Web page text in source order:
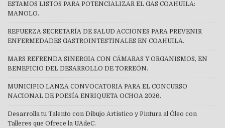
ESTAMOS LISTOS PARA POTENCIALIZAR EL GAS COAHUILA:
MANOLO.
REFUERZA SECRETARÍA DE SALUD ACCIONES PARA PREVENIR
ENFERMEDADES GASTROINTESTINALES EN COAHUILA.
MARS REFRENDA SINERGIA CON CÁMARAS Y ORGANISMOS, EN
BENEFICIO DEL DESARROLLO DE TORREÓN.
MUNICIPIO LANZA CONVOCATORIA PARA EL CONCURSO
NACIONAL DE POESÍA ENRIQUETA OCHOA 2026.
Desarrolla tu Talento con Dibujo Artístico y Pintura al Óleo con
Talleres que Ofrece la UAdeC.